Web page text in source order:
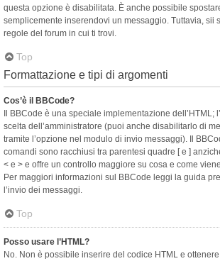
questa opzione è disabilitata. È anche possibile
semplicemente inserendovi un messaggio. Tuttavia, sii
regole del forum in cui ti trovi.
Top
Formattazione e tipi di argomenti
Cos’è il BBCode?
Il BBCode è una speciale implementazione dell’HTML;
scelta dell’amministratore (puoi anche disabilitarlo di
tramite l’opzione nel modulo di invio messaggi). Il
comandi sono racchiusi tra parentesi quadre [ e ]
< e > e offre un controllo maggiore su cosa e come
Per maggiori informazioni sul BBCode leggi la guida
l’invio dei messaggi.
Top
Posso usare l’HTML?
No. Non è possibile inserire del codice HTML e